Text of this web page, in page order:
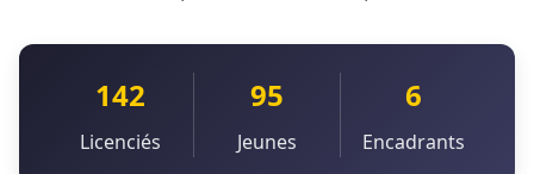
142
Licenciés
95
Jeunes
6
Encadrants